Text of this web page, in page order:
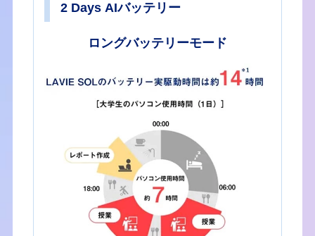
2 Days AIバッテリー
ロングバッテリーモード